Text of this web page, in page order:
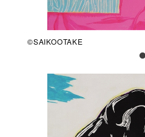
©SAIKOOTAKE